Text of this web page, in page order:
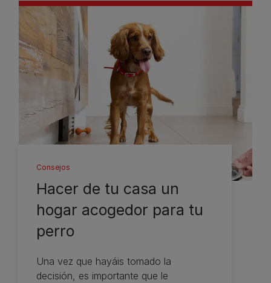
Consejos
Hacer de tu casa un
hogar acogedor para tu
perro
Una vez que hayáis tomado la
decisión, es importante que le